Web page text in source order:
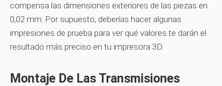
compensa las dimensiones exteriores de las piezas en
0,02 mm. Por supuesto, deberías hacer algunas
impresiones de prueba para ver qué valores te darán el
resultado más preciso en tu impresora 3D.
Montaje De Las Transmisiones